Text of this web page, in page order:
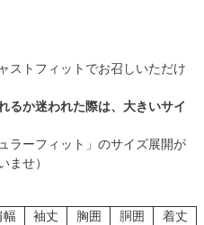
ストフィットでお召しいただけ
るか迷われた際は、大きいサイ
ラーフィット」のサイズ展開が
ませ）
幅 袖丈 胸囲 胴囲
着丈